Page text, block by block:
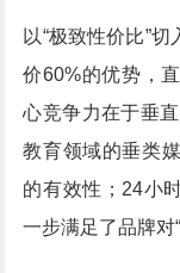
以“极致性价比”
价60%的优势，
心竞争力在于垂
教育领域的垂类
的有效性；24小
一步满足了品牌对